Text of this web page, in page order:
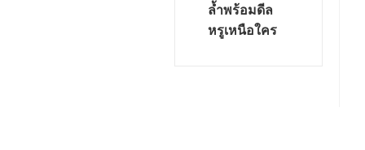
ล้ำพร้อมดีล
หรูเหนือใคร